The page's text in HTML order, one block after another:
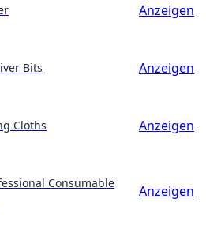
Anzeigen
Bits Anzeigen
Cloths Anzeigen
Consumable
Anzeigen